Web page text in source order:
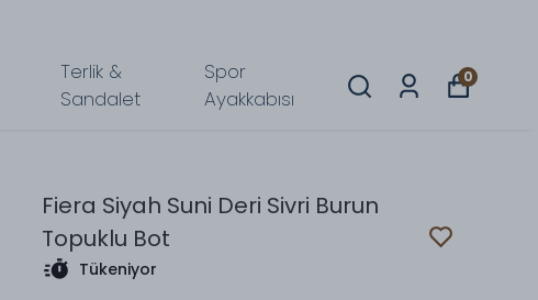
Terlik &
Sandalet
Spor
Ayakkabısı
0
Fiera Siyah Suni Deri Sivri Burun
Topuklu Bot
Tükeniyor